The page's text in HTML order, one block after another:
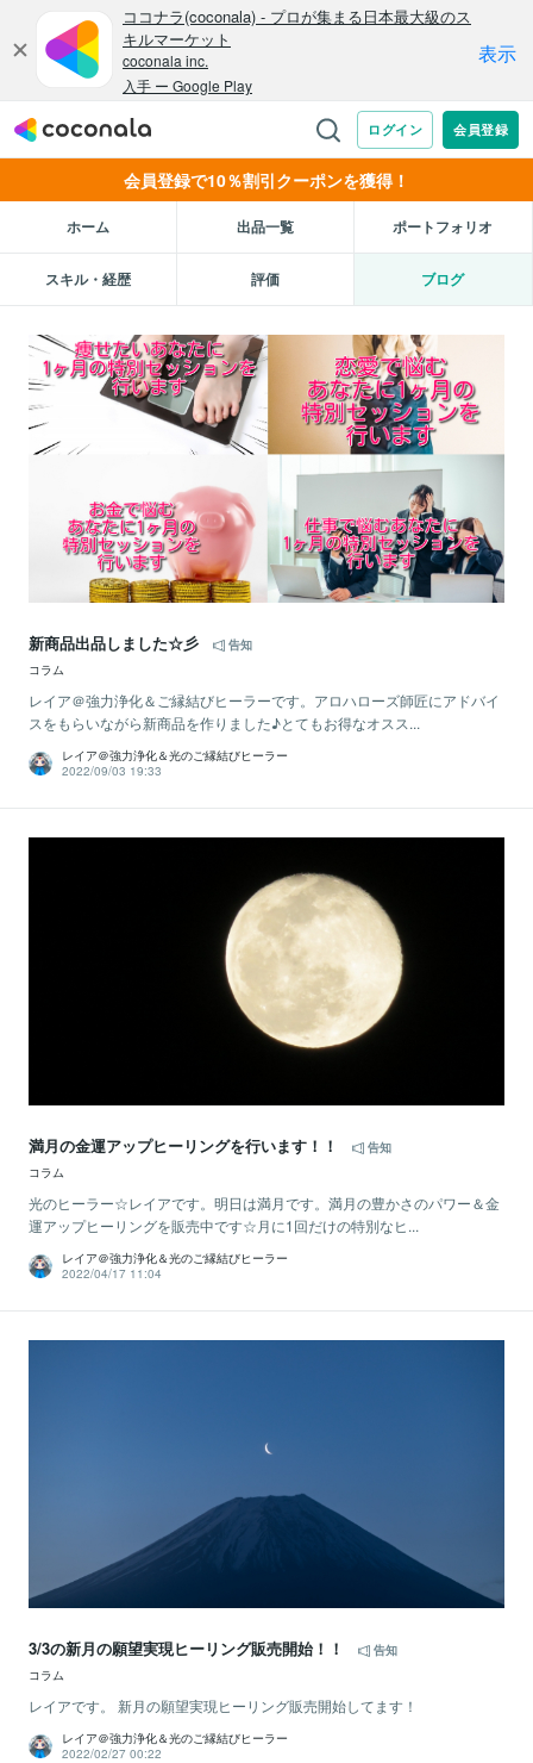
会員登録で10％割引クーポンを獲得！
ホーム 出品一覧 ポートフォリオ
スキル・経歴 評価 ブログ
新商品出品しました☆彡
告知
コラム
レイア＠強力浄化＆ご縁結びヒーラーです。アロハローズ師匠にアドバイ
スをもらいながら新商品を作りました♪とてもお得なオスス...
レイア＠強力浄化＆光のご縁結びヒーラー
2022/09/03 19:33
満月の金運アップヒーリングを行います！！
告知
コラム
光のヒーラー☆レイアです。明日は満月です。満月の豊かさのパワー＆金
運アップヒーリングを販売中です☆月に1回だけの特別なヒ...
レイア＠強力浄化＆光のご縁結びヒーラー
2022/04/17 11:04
3/3の新月の願望実現ヒーリング販売開始！！
告知
コラム
レイアです。 新月の願望実現ヒーリング販売開始してます！
レイア＠強力浄化＆光のご縁結びヒーラー
2022/02/27 00:22